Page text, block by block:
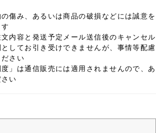
傷み、あるいは商品の破損などには誠意を
内容と発送予定メール送信後のキャンセル
してお引き受けできませんが、事情等配慮
さい
度」は通信販売には適用されませんので、あ
い